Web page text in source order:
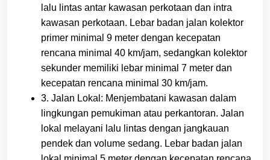
lalu lintas antar kawasan perkotaan dan intra
kawasan perkotaan. Lebar badan jalan kolektor
primer minimal 9 meter dengan kecepatan
rencana minimal 40 km/jam, sedangkan kolektor
sekunder memiliki lebar minimal 7 meter dan
kecepatan rencana minimal 30 km/jam.
3. Jalan Lokal: Menjembatani kawasan dalam
lingkungan pemukiman atau perkantoran. Jalan
lokal melayani lalu lintas dengan jangkauan
pendek dan volume sedang. Lebar badan jalan